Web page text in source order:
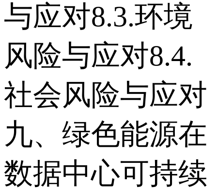
与应对 8.3.环境
风险与应对 8.4.
社会风险与应对
九、绿色能源在
数据中心可持续